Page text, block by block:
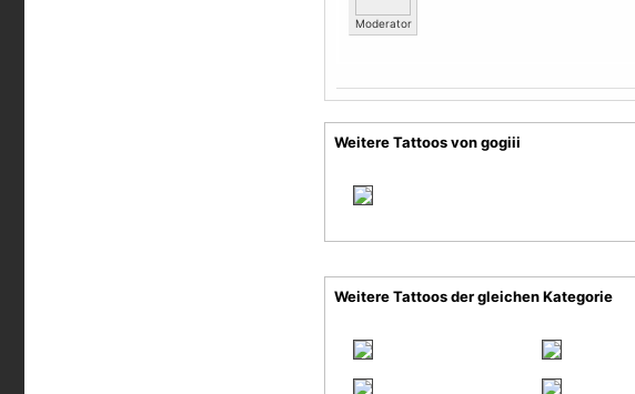
Moderator
Weitere Tattoos von gogiii
Weitere Tattoos der gleichen Kategorie